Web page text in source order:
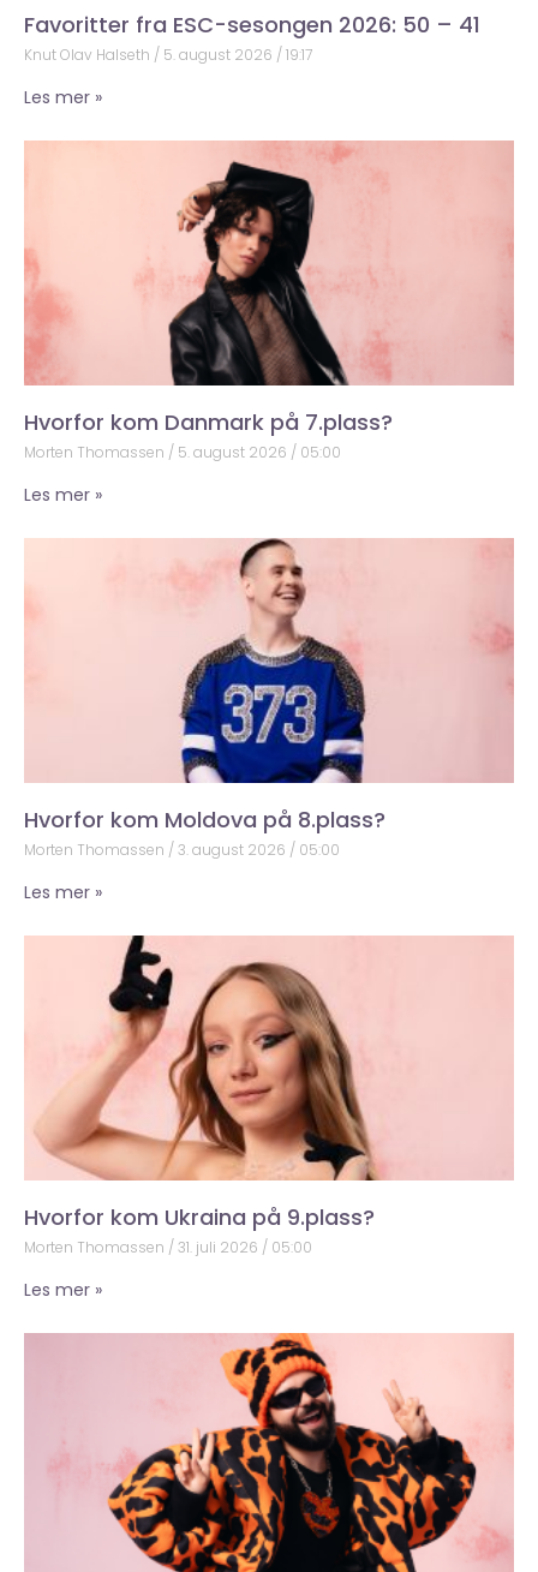
Favoritter fra ESC-sesongen 2026: 50 – 41
Knut Olav Halseth 5. august 2026 19:17
Les mer »
Hvorfor kom Danmark på 7.plass?
Morten Thomassen 5. august 2026 05:00
Les mer »
Hvorfor kom Moldova på 8.plass?
Morten Thomassen 3. august 2026 05:00
Les mer »
Hvorfor kom Ukraina på 9.plass?
Morten Thomassen 31. juli 2026 05:00
Les mer »